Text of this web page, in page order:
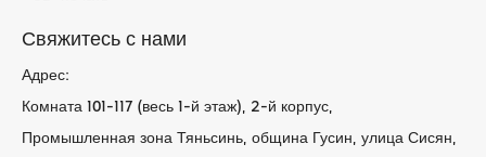
Свяжитесь с нами
Адрес:
Комната 101-117 (весь 1-й этаж), 2-й корпус,
Промышленная зона Тяньсинь, община Гусин, улица Сисян,